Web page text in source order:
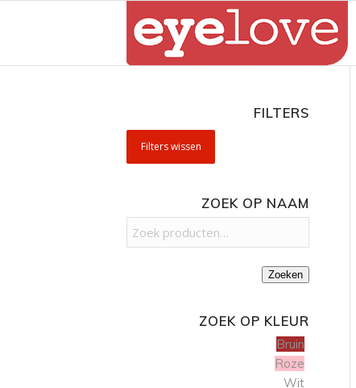
FILTERS
Filters wissen
ZOEK OP NAAM
Zoeken
ZOEK OP KLEUR
Bruin
Roze
Wit